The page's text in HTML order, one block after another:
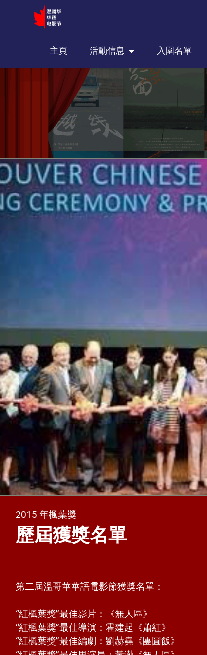
主頁 活動信息 入圍名單
2015 年楓葉獎
歷屆獲獎名單
第二屆溫哥華華語電影節獲獎名單：
“紅楓葉獎”最佳影片：《無人區》
“紅楓葉獎”最佳導演：霍建起《蕭紅》
“紅楓葉獎”最佳編劇：劉赫堯《團圓飯》